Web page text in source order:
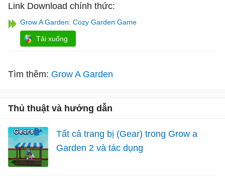
Link Download chính thức:
Grow A Garden: Cozy Garden Game
Tải xuống
Tìm thêm: Grow A Garden
Thủ thuật và hướng dẫn
Tất cả trang bị (Gear) trong Grow a
Garden 2 và tác dụng